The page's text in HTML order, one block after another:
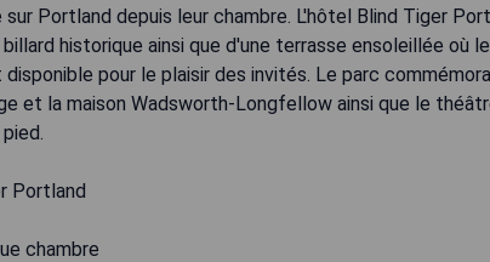
Portland depuis leur chambre. L'hôtel Blind Tiger
historique ainsi que d'une terrasse ensoleillée où
pour le plaisir des invités. Le parc
et la maison Wadsworth-Longfellow ainsi que le
Portland
chambre